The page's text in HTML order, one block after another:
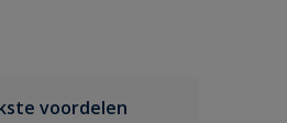
voordelen